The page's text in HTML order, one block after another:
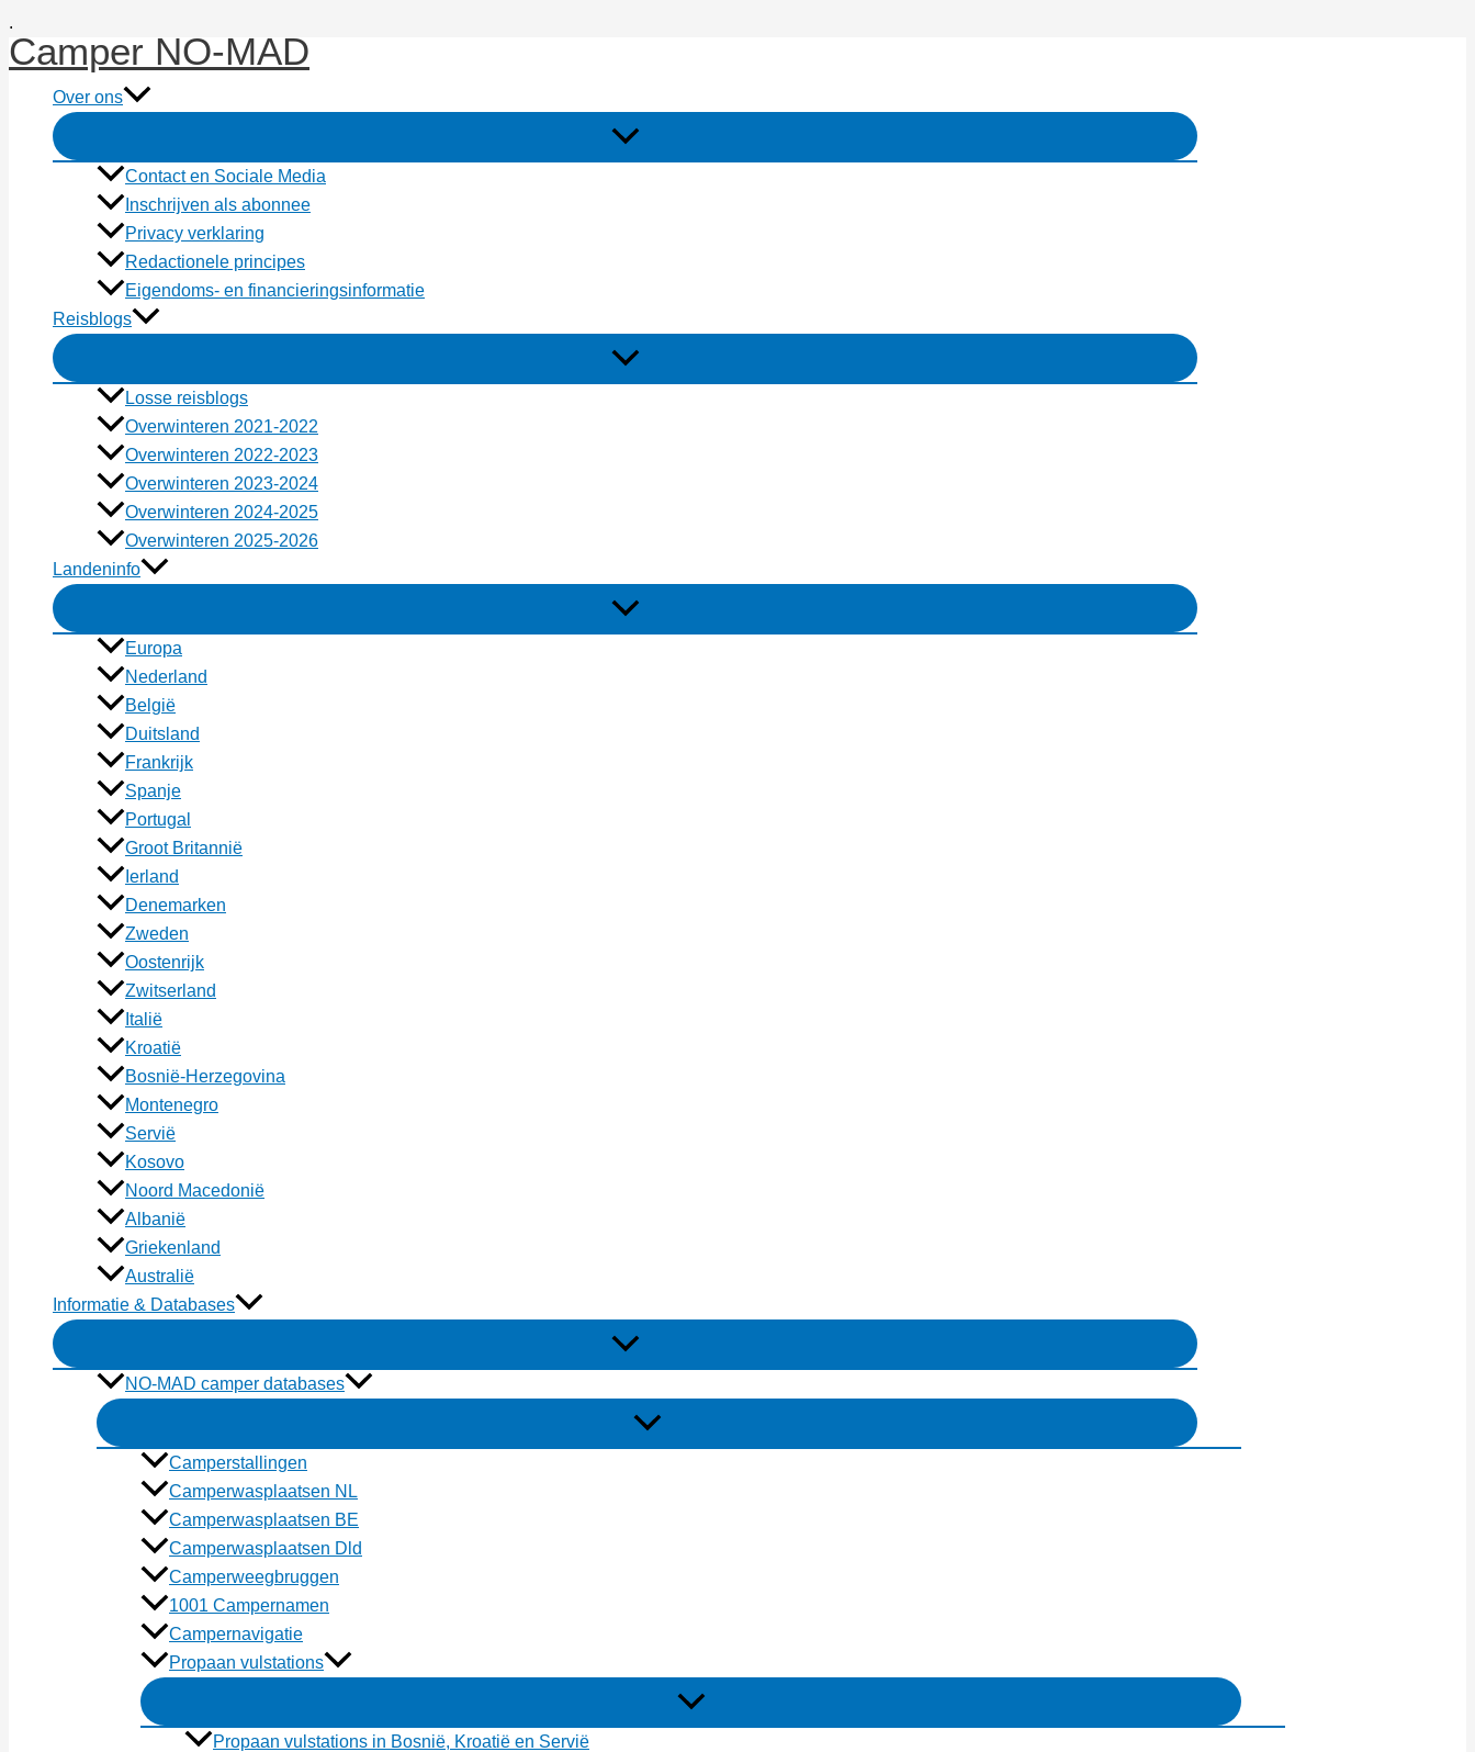
.
naar
inhoud
Camper NO-MAD
Over ons
Contact en Sociale Media
Inschrijven als abonnee
Privacy verklaring
Redactionele principes
Eigendoms- en financieringsinformatie
Reisblogs
Losse reisblogs
Overwinteren 2021-2022
Overwinteren 2022-2023
Overwinteren 2023-2024
Overwinteren 2024-2025
Overwinteren 2025-2026
Landeninfo
Europa
Nederland
België
Duitsland
Frankrijk
Spanje
Portugal
Groot Britannië
Ierland
Denemarken
Zweden
Oostenrijk
Zwitserland
Italië
Kroatië
Bosnië-Herzegovina
Montenegro
Servië
Kosovo
Noord Macedonië
Albanië
Griekenland
Australië
Informatie & Databases
NO-MAD camper databases
Camperstallingen
Camperwasplaatsen NL
Camperwasplaatsen BE
Camperwasplaatsen Dld
Camperweegbruggen
1001 Campernamen
Campernavigatie
Propaan vulstations
Propaan vulstations in Bosnië, Kroatië en Servië